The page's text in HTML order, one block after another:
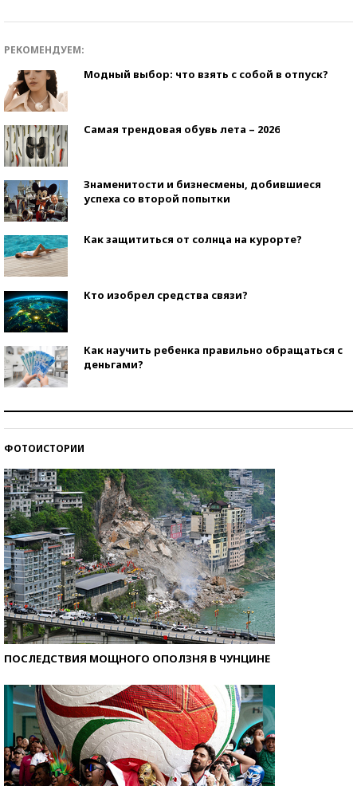
РЕКОМЕНДУЕМ:
Модный выбор: что взять с собой в отпуск?
Самая трендовая обувь лета – 2026
Знаменитости и бизнесмены, добившиеся
успеха со второй попытки
Как защититься от солнца на курорте?
Кто изобрел средства связи?
Как научить ребенка правильно обращаться с
деньгами?
ФОТОИСТОРИИ
ПОСЛЕДСТВИЯ МОЩНОГО ОПОЛЗНЯ В ЧУНЦИНЕ